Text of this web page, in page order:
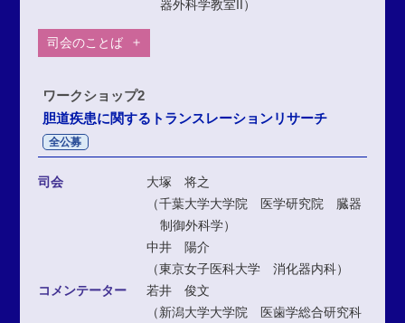
器外科学教室II）
司会のことば
ワークショップ2
胆道疾患に関するトランスレーションリサーチ
全公募
司会
大塚 将之
（千葉大学大学院 医学研究院 臓器
制御外科学）
中井 陽介
（東京女子医科大学 消化器内科）
コメンテーター
若井 俊文
（新潟大学大学院 医歯学総合研究科